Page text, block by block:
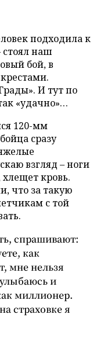
подходила к
наш
бой, в
И тут по
«удачно»…
120-мм
сразу
взгляд – ноги
кровь.
что за такую
с той
спрашивают:
как
мне нельзя
и
миллионер.
страховке я